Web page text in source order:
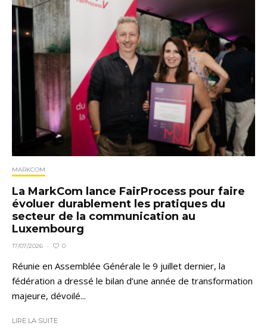
MARKCOM
La MarkCom lance FairProcess pour faire
évoluer durablement les pratiques du
secteur de la communication au
Luxembourg
17/07/2026 · 0
Réunie en Assemblée Générale le 9 juillet dernier, la
fédération a dressé le bilan d’une année de transformation
majeure, dévoilé...
LIRE LA SUITE